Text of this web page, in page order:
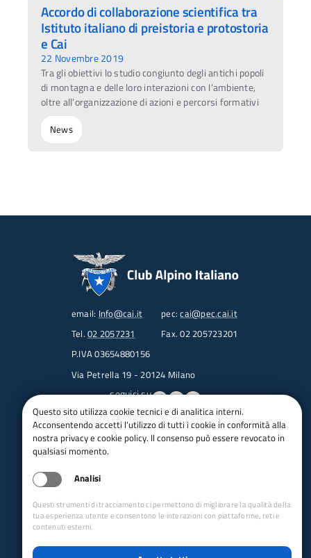
Accordo di collaborazione scientifica tra
Istituto italiano di preistoria e protostoria
e Cai
22 Novembre 2019
Tra gli obiettivi lo studio congiunto degli antichi popoli
di montagna e delle loro interazioni con l’ambiente,
oltre all’organizzazione di azioni e percorsi formativi
News
email: Info@cai.it pec:cai@pec.cai.it
Tel. 02 2057231
Fax. 02 205723201
P.IVA 03654880156
Via Petrella 19 - 20124 Milano
seguici su
Trasparenza
Amministrazione trasparente
bandi per le sezioni
Concorsi
Questo sito utilizza cookie tecnici e di analitica interni.
Acconsentendo accetti l'utilizzo di tutti i cookie in conformità alla
nostra privacy e cookie policy. Il consenso può essere revocato in
qualsiasi momento.
Analisi
Questi strumenti di tracciamento ci permettono di migliorare la qualità della
tua esperienza utente e consentono le interazioni con piattaforme, reti e
contenuti esterni.